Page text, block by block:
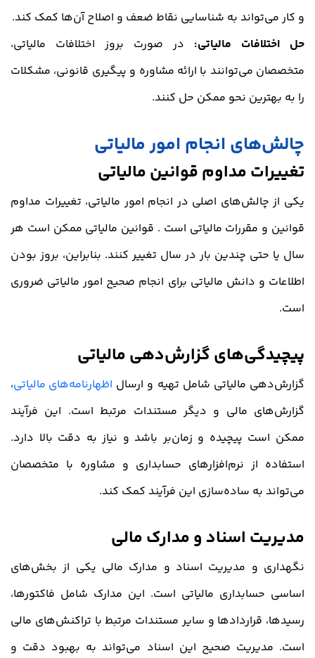
و کار می‌تواند به شناسایی نقاط ضعف و اصلاح آن‌ها کمک کند.
حل اختلافات مالیاتی: در صورت بروز اختلافات مالیاتی،
متخصصان می‌توانند با ارائه مشاوره و پیگیری قانونی، مشکلات
را به بهترین نحو ممکن حل کنند.
چالش‌های انجام امور مالیاتی
تغییرات مداوم قوانین مالیاتی
یکی از چالش‌های اصلی در انجام امور مالیاتی، تغییرات مداوم
قوانین و مقررات مالیاتی است . قوانین مالیاتی ممکن است هر
سال یا حتی چندین بار در سال تغییر کنند. بنابراین، ‌بروز بودن
اطلاعات و دانش مالیاتی برای انجام صحیح امور مالیاتی ضروری
است.
پیچیدگی‌های گزارش‌دهی مالیاتی
گزارش‌دهی مالیاتی شامل تهیه و ارسال اظهارنامه‌های مالیاتی،
گزارش‌های مالی و دیگر مستندات مرتبط است. این فرآیند
ممکن است پیچیده و زمان‌بر باشد و نیاز به دقت بالا دارد.
استفاده از نرم‌افزارهای حسابداری و مشاوره با متخصصان
می‌تواند به ساده‌سازی این فرآیند کمک کند.
مدیریت اسناد و مدارک مالی
نگهداری و مدیریت اسناد و مدارک مالی یکی از بخش‌های
اساسی حسابداری مالیاتی است. این مدارک شامل فاکتورها،
رسیدها، قراردادها و سایر مستندات مرتبط با تراکنش‌های مالی
است. مدیریت صحیح این اسناد می‌تواند به بهبود دقت و